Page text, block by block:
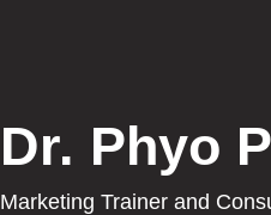
Dr. Phyo
Marketing Trainer and